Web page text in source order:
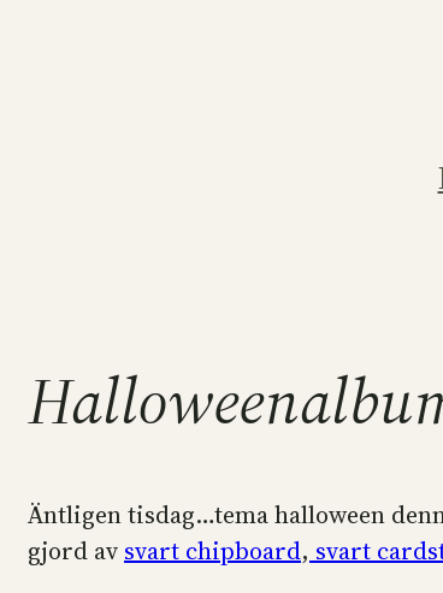
Äntligen tisdag…tema halloween
gjord av svart chipboard, svart